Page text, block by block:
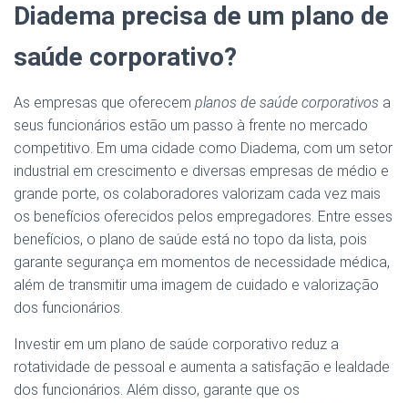
Diadema precisa de um plano de
saúde corporativo?
As empresas que oferecem planos de saúde corporativos a
seus funcionários estão um passo à frente no mercado
competitivo. Em uma cidade como Diadema, com um setor
industrial em crescimento e diversas empresas de médio e
grande porte, os colaboradores valorizam cada vez mais
os benefícios oferecidos pelos empregadores. Entre esses
benefícios, o plano de saúde está no topo da lista, pois
garante segurança em momentos de necessidade médica,
além de transmitir uma imagem de cuidado e valorização
dos funcionários.
Investir em um plano de saúde corporativo reduz a
rotatividade de pessoal e aumenta a satisfação e lealdade
dos funcionários. Além disso, garante que os